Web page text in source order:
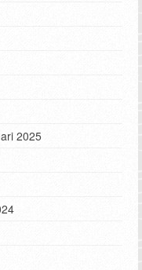
2025